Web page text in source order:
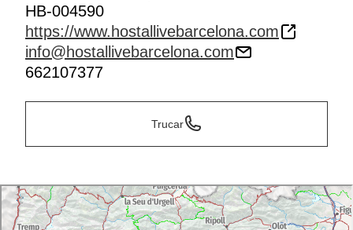
HB-004590
https://www.hostallivebarcelona.com
info@hostallivebarcelona.com
662107377
Trucar